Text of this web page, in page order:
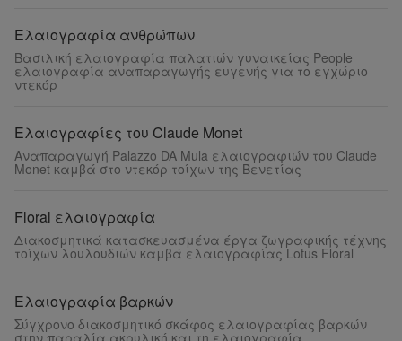
Ελαιογραφία ανθρώπων
Βασιλική ελαιογραφία παλατιών γυναικείας People
ελαιογραφία αναπαραγωγής ευγενής για το εγχώριο
ντεκόρ
Ελαιογραφίες του Claude Monet
Αναπαραγωγή Palazzo DA Mula ελαιογραφιών του Claude
Monet καμβά στο ντεκόρ τοίχων της Βενετίας
Floral ελαιογραφία
Διακοσμητικά κατασκευασμένα έργα ζωγραφικής τέχνης
τοίχων λουλουδιών καμβά ελαιογραφίας Lotus Floral
Ελαιογραφία βαρκών
Σύγχρονο διακοσμητικό σκάφος ελαιογραφίας βαρκών
στην παραλία ακρυλική και τη ελαιογραφία